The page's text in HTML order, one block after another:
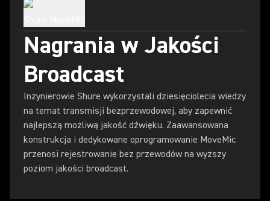
Inżynierowie Shure wykorzystali dziesięciolecia wiedzy
na temat transmisji bezprzewodowej, aby zapewnić
najlepszą możliwą jakość dźwięku. Zaawansowana
konstrukcja i dedykowane oprogramowanie MoveMic
przenosi rejestrowanie bez przewodów na wyższy
poziom jakości broadcast.
Nagrania w Jakości
Broadcast